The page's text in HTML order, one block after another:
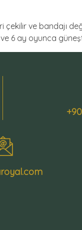
ve bandajı
ay oyunca